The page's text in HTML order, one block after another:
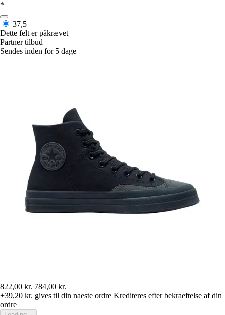
*
37,5
Dette felt er påkrævet
Partner tilbud
Sendes inden for 5 dage
822,00 kr. 784,00 kr.
+39,20 kr. gives til din naeste ordre Krediteres efter bekraeftelse af din
ordre